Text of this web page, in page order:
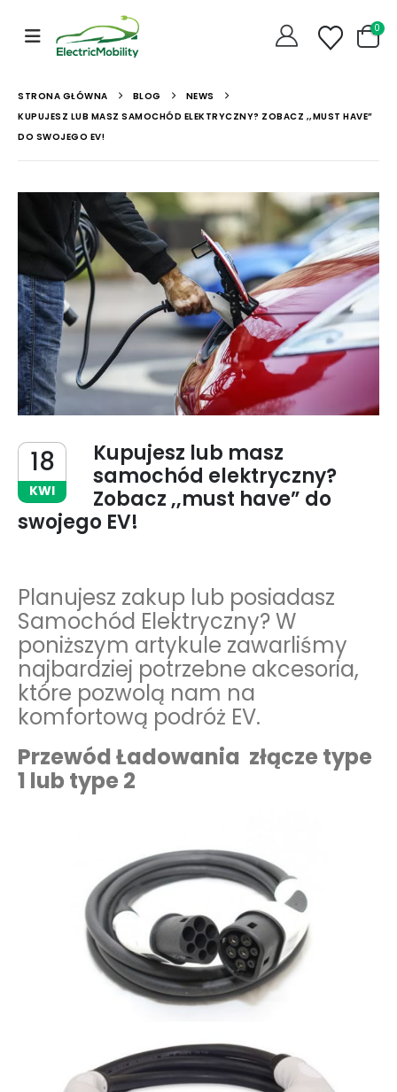
0
STRONA GŁÓWNA BLOG
NEWS
KUPUJESZ LUB MASZ SAMOCHÓD ELEKTRYCZNY? ZOBACZ ,,MUST HAVE”
DO SWOJEGO EV!
18
KWI
Kupujesz lub masz
samochód elektryczny?
Zobacz ,,must have” do
swojego EV!
Planujesz zakup lub posiadasz
Samochód Elektryczny? W
poniższym artykule zawarliśmy
najbardziej potrzebne akcesoria,
które pozwolą nam na
komfortową podróż EV.
Przewód Ładowania złącze type
1 lub type 2